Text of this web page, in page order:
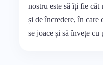
nostru este să îți fie cât
și de încredere, în care
se joace și să învețe cu